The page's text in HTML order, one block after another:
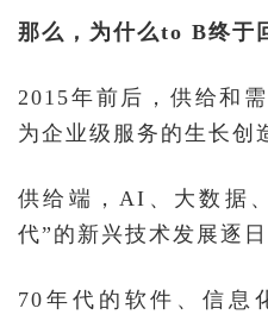
那么，为什么to B终于
2015年前后，供给和
为企业级服务的生长创
供给端，AI、大数据
代”的新兴技术发展逐
70年代的软件、信息